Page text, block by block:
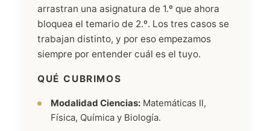
arrastran una asignatura de 1.º que ahora
bloquea el temario de 2.º. Los tres casos se
trabajan distinto, y por eso empezamos
siempre por entender cuál es el tuyo.
QUÉ CUBRIMOS
Modalidad Ciencias: Matemáticas II,
Física, Química y Biología.